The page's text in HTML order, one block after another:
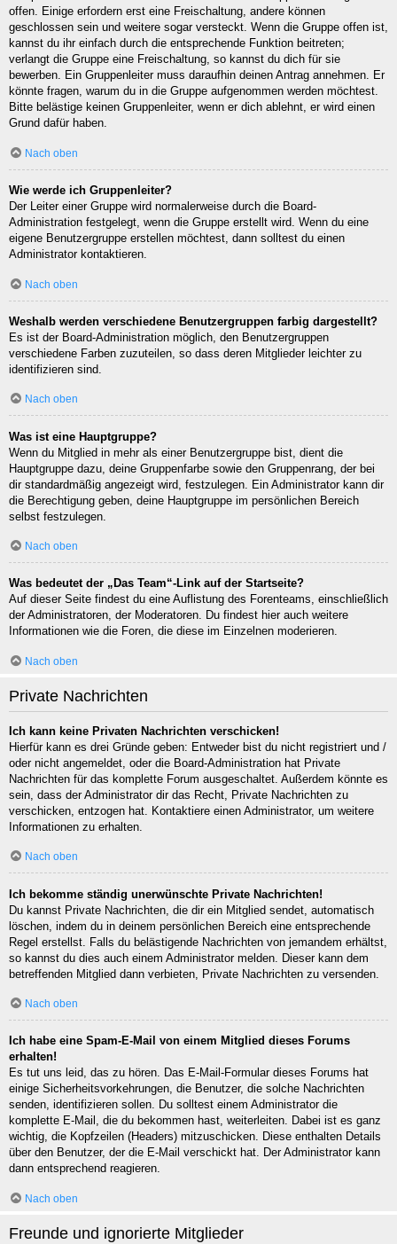
offen. Einige erfordern erst eine Freischaltung, andere können
geschlossen sein und weitere sogar versteckt. Wenn die Gruppe offen ist,
kannst du ihr einfach durch die entsprechende Funktion beitreten;
verlangt die Gruppe eine Freischaltung, so kannst du dich für sie
bewerben. Ein Gruppenleiter muss daraufhin deinen Antrag annehmen. Er
könnte fragen, warum du in die Gruppe aufgenommen werden möchtest.
Bitte belästige keinen Gruppenleiter, wenn er dich ablehnt, er wird einen
Grund dafür haben.
Nach oben
Wie werde ich Gruppenleiter?
Der Leiter einer Gruppe wird normalerweise durch die Board-
Administration festgelegt, wenn die Gruppe erstellt wird. Wenn du eine
eigene Benutzergruppe erstellen möchtest, dann solltest du einen
Administrator kontaktieren.
Nach oben
Weshalb werden verschiedene Benutzergruppen farbig dargestellt?
Es ist der Board-Administration möglich, den Benutzergruppen
verschiedene Farben zuzuteilen, so dass deren Mitglieder leichter zu
identifizieren sind.
Nach oben
Was ist eine Hauptgruppe?
Wenn du Mitglied in mehr als einer Benutzergruppe bist, dient die
Hauptgruppe dazu, deine Gruppenfarbe sowie den Gruppenrang, der bei
dir standardmäßig angezeigt wird, festzulegen. Ein Administrator kann dir
die Berechtigung geben, deine Hauptgruppe im persönlichen Bereich
selbst festzulegen.
Nach oben
Was bedeutet der „Das Team“-Link auf der Startseite?
Auf dieser Seite findest du eine Auflistung des Forenteams, einschließlich
der Administratoren, der Moderatoren. Du findest hier auch weitere
Informationen wie die Foren, die diese im Einzelnen moderieren.
Nach oben
Private Nachrichten
Ich kann keine Privaten Nachrichten verschicken!
Hierfür kann es drei Gründe geben: Entweder bist du nicht registriert und /
oder nicht angemeldet, oder die Board-Administration hat Private
Nachrichten für das komplette Forum ausgeschaltet. Außerdem könnte es
sein, dass der Administrator dir das Recht, Private Nachrichten zu
verschicken, entzogen hat. Kontaktiere einen Administrator, um weitere
Informationen zu erhalten.
Nach oben
Ich bekomme ständig unerwünschte Private Nachrichten!
Du kannst Private Nachrichten, die dir ein Mitglied sendet, automatisch
löschen, indem du in deinem persönlichen Bereich eine entsprechende
Regel erstellst. Falls du belästigende Nachrichten von jemandem erhältst,
so kannst du dies auch einem Administrator melden. Dieser kann dem
betreffenden Mitglied dann verbieten, Private Nachrichten zu versenden.
Nach oben
Ich habe eine Spam-E-Mail von einem Mitglied dieses Forums
erhalten!
Es tut uns leid, das zu hören. Das E-Mail-Formular dieses Forums hat
einige Sicherheitsvorkehrungen, die Benutzer, die solche Nachrichten
senden, identifizieren sollen. Du solltest einem Administrator die
komplette E-Mail, die du bekommen hast, weiterleiten. Dabei ist es ganz
wichtig, die Kopfzeilen (Headers) mitzuschicken. Diese enthalten Details
über den Benutzer, der die E-Mail verschickt hat. Der Administrator kann
dann entsprechend reagieren.
Nach oben
Freunde und ignorierte Mitglieder